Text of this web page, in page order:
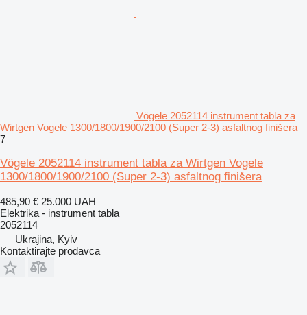
Vögele 2052114 instrument tabla za
Wirtgen Vogele 1300/1800/1900/2100 (Super 2-3) asfaltnog finišera
7
Vögele 2052114 instrument tabla za Wirtgen Vogele
1300/1800/1900/2100 (Super 2-3) asfaltnog finišera
485,90 € 25.000 UAH
Elektrika - instrument tabla
2052114
Ukrajina, Kyiv
Kontaktirajte prodavca